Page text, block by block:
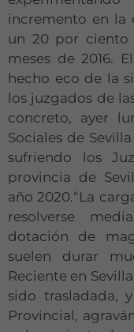
incremento en la
un 20 por ciento
meses de 2016.
hecho eco de la
los juzgados de
concreto, ayer
Sociales de
sufriendo los
provincia de
año 2020.“La
resolverse
dotación de
suelen durar
Reciente en
sido trasladada,
Provincial,